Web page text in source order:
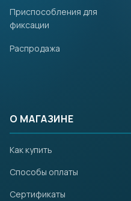
Приспособления для
фиксации
Распродажа
О МАГАЗИНЕ
Как купить
Способы оплаты
Сертификаты